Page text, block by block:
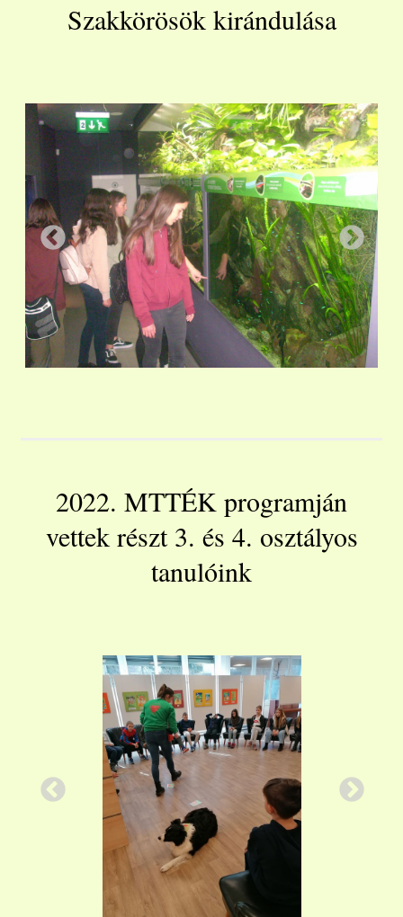
Szakkörösök kirándulása
2022. MTTÉK programján
vettek részt 3. és 4. osztályos
tanulóink